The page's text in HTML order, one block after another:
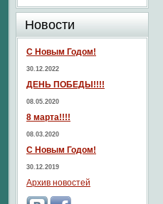
Новости
С Новым Годом!
30.12.2022
ДЕНЬ ПОБЕДЫ!!!!
08.05.2020
8 марта!!!!
08.03.2020
С Новым Годом!
30.12.2019
Архив новостей